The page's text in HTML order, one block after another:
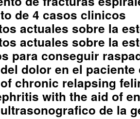
de 4 casos clinicos
actuales sobre la
actuales sobre la
para conseguir
dolor en el
chronic relapsing
with the aid of
de la